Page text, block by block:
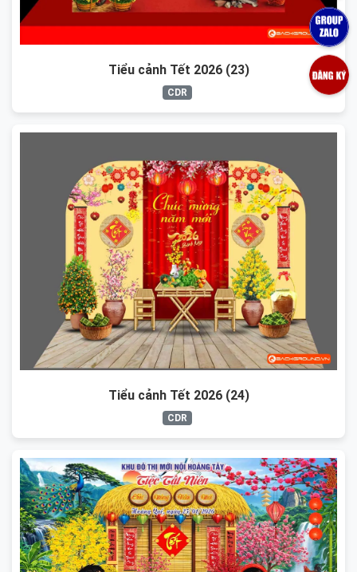
Tiểu cảnh Tết 2026 (23)
CDR
Tiểu cảnh Tết 2026 (24)
CDR